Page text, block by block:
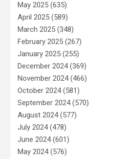
May 2025 (635)
April 2025 (589)
March 2025 (348)
February 2025 (267)
January 2025 (255)
December 2024(369)
November 2024(466)
October 2024(581)
September 2024(570)
August 2024(577)
July 2024(478)
June 2024(601)
May 2024(576)